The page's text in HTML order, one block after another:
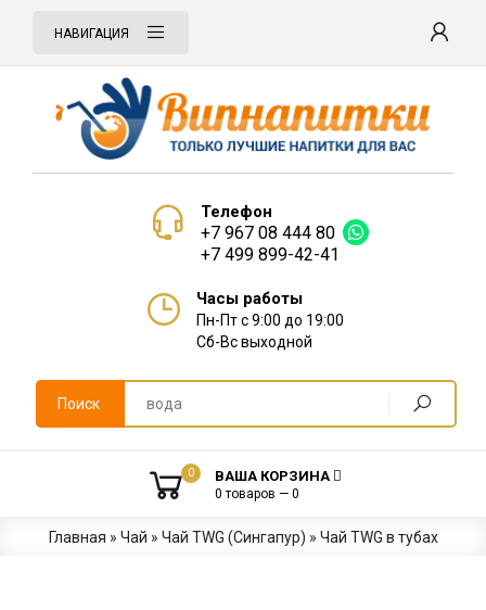
НАВИГАЦИЯ
Телефон
+7 967 08 444 80
+7 499 899-42-41
Часы работы
Пн-Пт с 9:00 до 19:00
Сб-Вс выходной
Поиск
0 ВАША КОРЗИНА
0 товаров — 0
Главная » Чай » Чай TWG (Сингапур) » Чай TWG в тубах